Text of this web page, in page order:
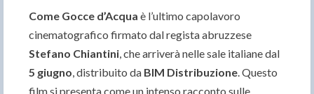
Come Gocce d’Acqua è l’ultimo capolavoro
cinematografico firmato dal regista abruzzese
Stefano Chiantini, che arriverà nelle sale italiane dal
5 giugno, distribuito da BIM Distribuzione. Questo
film si presenta come un intenso racconto sulle